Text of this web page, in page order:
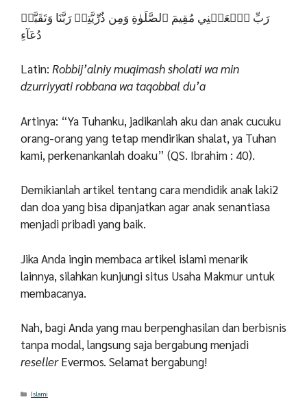
رَبِّ ٱجۡعَلۡنِي مُقِيمَ ٱلصَّلَوٰةِ وَمِن ذُرِّيَّتِيۚ رَبَّنَا وَتَقَبَّلۡ
دُعَآءِ
Latin: Robbij’alniy muqimash sholati wa min
dzurriyyati robbana wa taqobbal du’a
Artinya: “Ya Tuhanku, jadikanlah aku dan anak cucuku
orang-orang yang tetap mendirikan shalat, ya Tuhan
kami, perkenankanlah doaku” (QS. Ibrahim : 40).
Demikianlah artikel tentang cara mendidik anak laki2
dan doa yang bisa dipanjatkan agar anak senantiasa
menjadi pribadi yang baik.
Jika Anda ingin membaca artikel islami menarik
lainnya, silahkan kunjungi situs Usaha Makmur untuk
membacanya.
Nah, bagi Anda yang mau berpenghasilan dan berbisnis
tanpa modal, langsung saja bergabung menjadi
resellerEvermos. Selamat bergabung!
Categories
Islami